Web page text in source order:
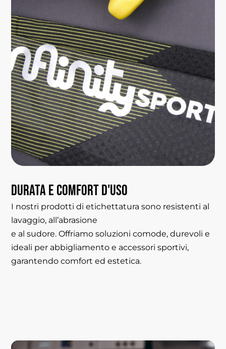
DURATAE COMFORTD'USO
I nostri prodotti di etichettatura sono resistenti al
lavaggio, all’abrasione
e al sudore. Offriamo soluzioni comode, durevoli e
ideali per abbigliamento e accessori sportivi,
garantendo comfort ed estetica.